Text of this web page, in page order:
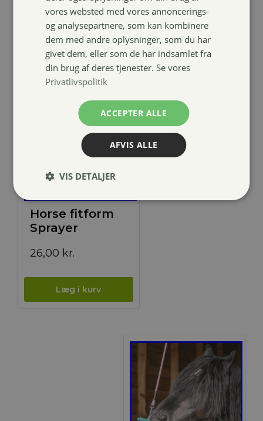
Horse fitform
Sprayer
26,00 kr.
Tilbud!
vores websted med vores annoncerings-
og analysepartnere, som kan kombinere
dem med andre oplysninger, som du har
givet dem, eller som de har indsamlet fra
din brug af deres tjenester. Se vores
Privatlivspolitik
ACCEPTER ALLE
AFVIS ALLE
VIS DETALJER